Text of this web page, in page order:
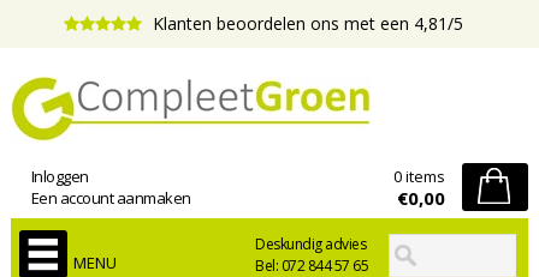
Klanten beoordelen ons met een 4,81/5
Deskundig advies
Bel: 072 844 57 65
Inloggen
Een account aanmaken
0 items
€0,00
MENU